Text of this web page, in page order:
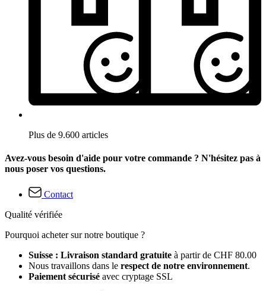
Plus de 9.600 articles
Avez-vous besoin d'aide pour votre commande ? N'hésitez pas à
nous poser vos questions.
Contact
Qualité vérifiée
Pourquoi acheter sur notre boutique ?
Suisse : Livraison standard gratuite à partir de CHF 80.00
Nous travaillons dans le respect de notre environnement.
Paiement sécurisé avec cryptage SSL